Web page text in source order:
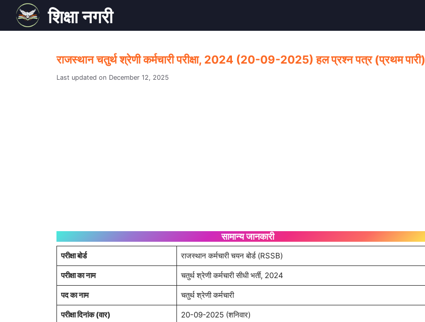
content
शिक्षा नगरी
राजस्थान चतुर्थ श्रेणी कर्मचारी परीक्षा, 2024 (20-09-2025) हल प्रश्न पत्र (प्रथम पारी)
December 12, 2025
सामान्य जानकारी
परीक्षा बोर्ड राजस्थान कर्मचारी चयन बोर्ड (RSSB)
परीक्षा का नाम चतुर्थ श्रेणी कर्मचारी सीधी भर्ती, 2024
पद का नाम चतुर्थ श्रेणी कर्मचारी
परीक्षा दिनांक (वार) 20-09-2025 (शनिवार)